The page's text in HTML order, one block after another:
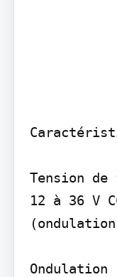
Tension
12 à 36 V
Ondulation